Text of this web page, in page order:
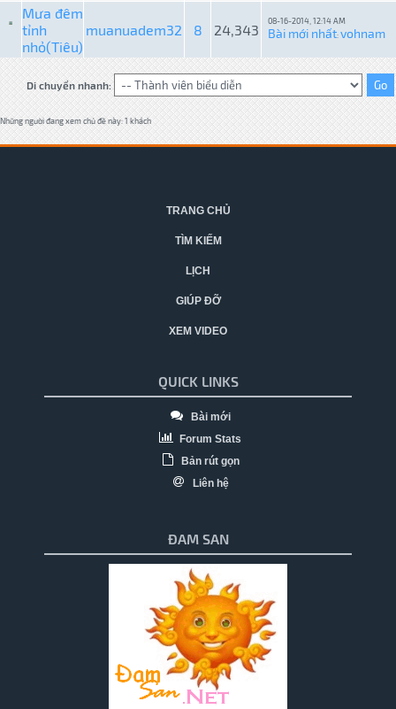
Mưa đêm
tỉnh
nhỏ(Tiêu)
muanuadem32 8 24,343
08-16-2014, 12:14 AM
Bài mới nhất:vohnam
Di chuyển nhanh:
Những người đang xem chủ đề này: 1 khách
TRANG CHỦ
TÌM KIẾM
LỊCH
GIÚP ĐỠ
XEM VIDEO
QUICK LINKS
Bài mới
Forum Stats
Bản rút gọn
Liên hệ
ĐAM SAN